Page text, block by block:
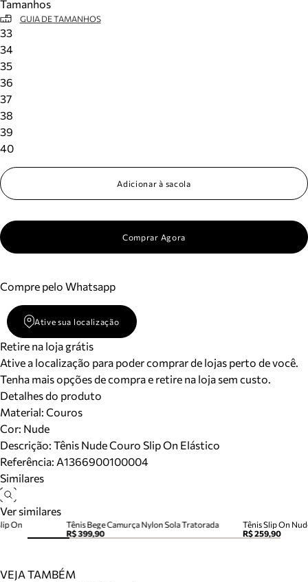
Tamanhos
GUIA DE TAMANHOS
33
34
35
36
37
38
39
40
Adicionar à sacola
Comprar Agora
Compre pelo Whatsapp
Ative sua localização
Retire na loja grátis
Ative a localização para poder comprar de lojas perto de você.
Tenha mais opções de compra e retire na loja sem custo.
Detalhes do produto
Material: Couros
Cor: Nude
Descrição: Tênis Nude Couro Slip On Elástico
Referência: A1366900100004
Similares
Ver similares
Tênis Bege Camurça Nylon Sola Tratorada
R$ 399,90
Tênis Slip On
R$ 259,90
On
VEJA TAMBÉM